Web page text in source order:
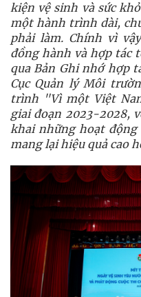
kiện vệ sinh và sức
một hành trình dài,
phải làm. Chính vì
đồng hành và hợp tác
qua Bản Ghi nhớ hợp
Cục Quản lý Môi
trình "Vì một Việt
giai đoạn 2023-2028,
khai những hoạt
mang lại hiệu quả cao